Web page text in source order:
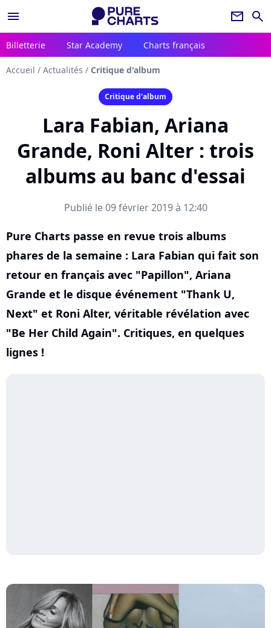
menu newsletter search
Billetterie Star Academy Charts français
Accueil / Actualités / Critique d'album
Critique d'album
Lara Fabian, Ariana
Grande, Roni Alter : trois
albums au banc d'essai
Publié le 09 février 2019 à 12:40
Pure Charts passe en revue trois albums
phares de la semaine : Lara Fabian qui fait son
retour en français avec "Papillon", Ariana
Grande et le disque événement "Thank U,
Next" et Roni Alter, véritable révélation avec
"Be Her Child Again". Critiques, en quelques
lignes !